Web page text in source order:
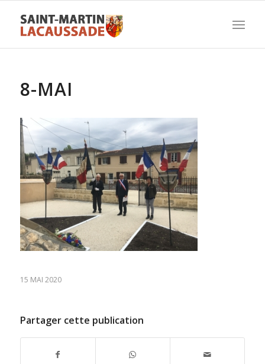
8-MAI
15 MAI 2020
Partager cette publication